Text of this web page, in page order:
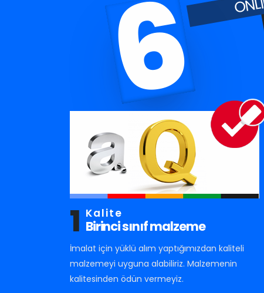
6
1 Kalite
Birinci sınıf malzeme
İmalat için yüklü alım yaptığımızdan kaliteli
malzemeyi uyguna alabiliriz. Malzemenin
kalitesinden ödün vermeyiz.